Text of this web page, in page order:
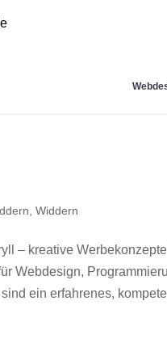
,Widdern
– kreative
Webdesign,
ein erfahrenes,